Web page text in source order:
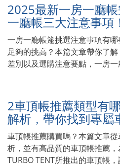
2025最新一房一廳
一廳帳三大注意事項
一房一廳帳篷挑選注意事項有
足夠的挑高？本篇文章帶你了
差別以及選購注意要點，一房一
2車頂帳推薦類型有
解析，帶你找到專屬
車頂帳推薦購買嗎？本篇文章
析，並有高品質的車頂帳推薦
TURBO TENT所推出的車頂帳